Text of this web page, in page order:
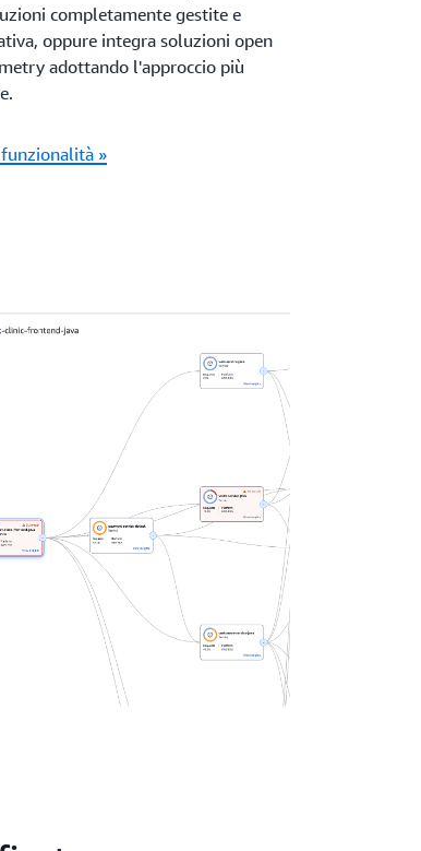
completamente gestite e
oppure integra soluzioni open
adottando l'approccio più
»